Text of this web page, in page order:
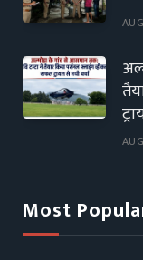
Most